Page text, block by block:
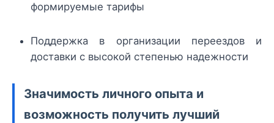
формируемые тарифы
Поддержка в организации переездов и
доставки с высокой степенью надежности
Значимость личного опыта и
возможность получить лучший